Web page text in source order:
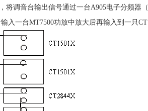
调音台输出信号通过一台A905电子分频器
入一台MT7500功放中放大后再输入到一只